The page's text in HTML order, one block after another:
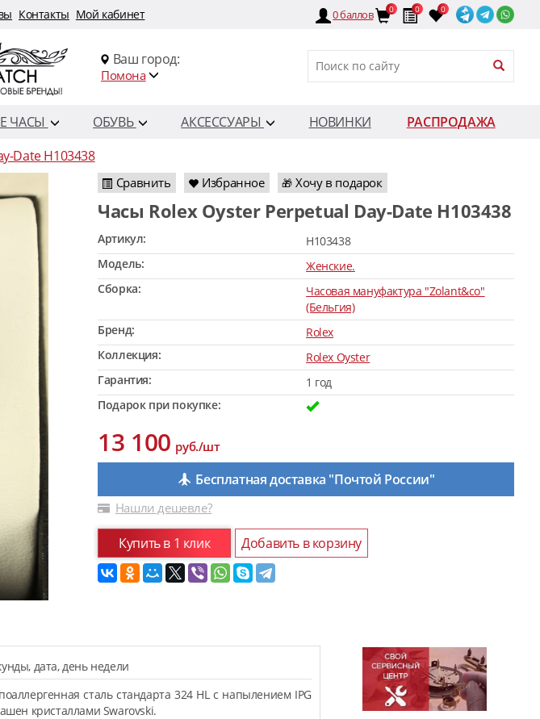
Контакты Мой кабинет 0баллов 0 0 0
Ваш город:
Помона
ЧАСЫ ОБУВЬ АКСЕССУАРЫ НОВИНКИ
РАСПРОДАЖА
Date H103438
Сравнить Избранное 🎁 Хочу в подарок
Часы Rolex Oyster Perpetual Day-Date H103438
Артикул:
H103438
Модель:
Женские.
Сборка:
Часовая мануфактура "Zolant&co"
(Бельгия)
Бренд:
Rolex
Коллекция:
Rolex Oyster
Гарантия:
1 год
Подарок при покупке:
13 100руб./шт
Бесплатная доставка "Почтой России"
Нашли дешевле?
Купить в 1 клик Добавить в корзину
дата, день недели
сталь стандарта 324 HL с напылением IPG
кристаллами Swarovski.